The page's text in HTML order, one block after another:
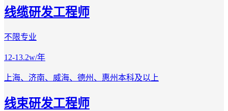
线缆研发工程师
不限专业
12-13.2w/年
上海、济南、威海、德州、惠州本科及以上
线束研发工程师